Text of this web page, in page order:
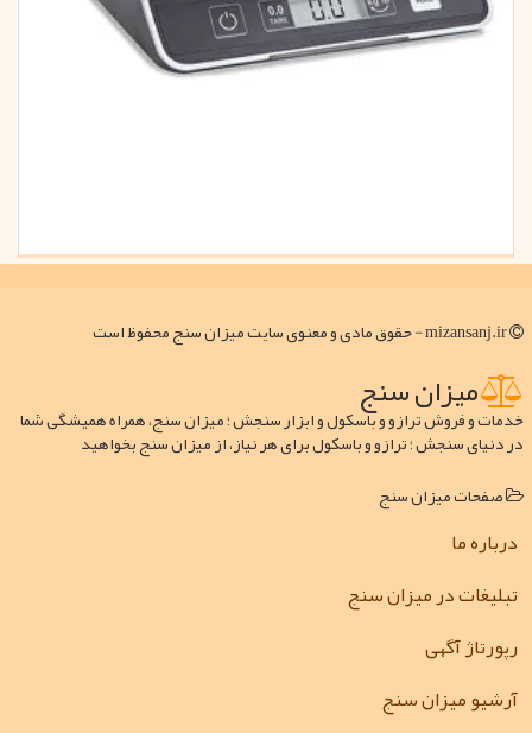
میزان سنج
خدمات و فروش ترازو و باسکول و ابزار سنجش ؛ میزان سنج، همراه همیشگی شما
در دنیای سنجش ؛ ترازو و باسکول برای هر نیاز، از میزان سنج بخواهید
صفحات میزان سنج
درباره ما
تبلیغات در میزان سنج
رپورتاژ آگهی
آرشیو میزان سنج